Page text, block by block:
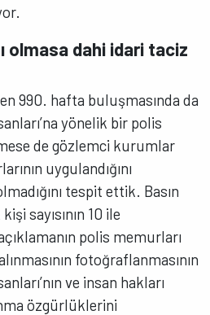
olmasa dahi idari taciz
990. hafta buluşmasında da
yönelik bir polis
de gözlemci kurumlar
uygulandığını
tespit ettik. Basın
sayısının 10 ile
açıklamanın polis memurları
fotoğraflanmasının
ve insan hakları
özgürlüklerini